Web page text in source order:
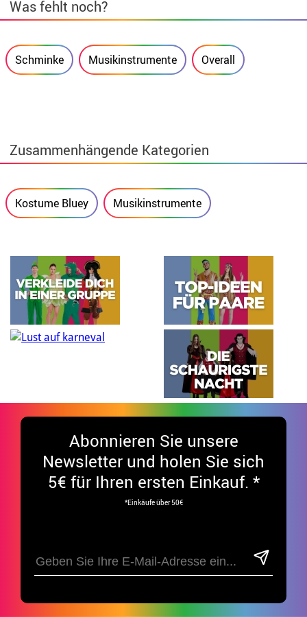
Was fehlt noch?
Schminke Musikinstrumente Overall
Zusammenhängende Kategorien
Kostume Bluey Musikinstrumente
Abonnieren Sie unsere
Newsletter und holen Sie sich
5€ für Ihren ersten Einkauf. *
*Einkäufe über 50€